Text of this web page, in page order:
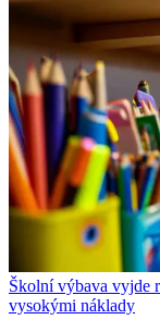
Školní výbava vyjde
vysokými náklady